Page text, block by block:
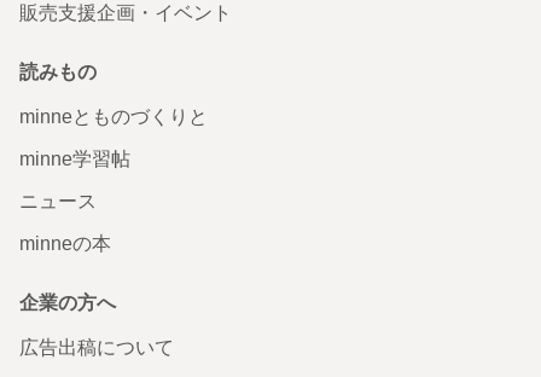
販売支援企画・イベント
読みもの
minneとものづくりと
minne学習帖
ニュース
minneの本
企業の方へ
広告出稿について